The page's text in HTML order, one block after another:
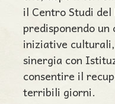
il Centro Studi
predisponendo
iniziative
sinergia con
consentire il
terribili giorni.